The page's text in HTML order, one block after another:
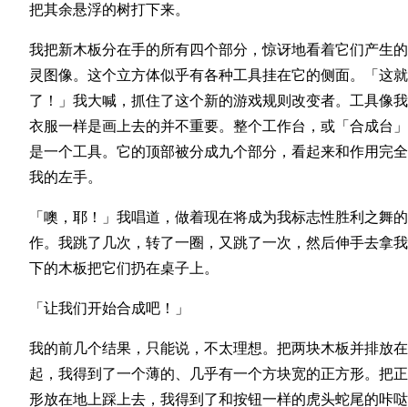
把其余悬浮的树打下来。
我把新木板分在手的所有四个部分，惊讶地看着它们产生
灵图像。这个立方体似乎有各种工具挂在它的侧面。「这
了！」我大喊，抓住了这个新的游戏规则改变者。工具像
衣服一样是画上去的并不重要。整个工作台，或「合成台
是一个工具。它的顶部被分成九个部分，看起来和作用完
我的左手。
「噢，耶！」我唱道，做着现在将成为我标志性胜利之舞
作。我跳了几次，转了一圈，又跳了一次，然后伸手去拿
下的木板把它们扔在桌子上。
「让我们开始合成吧！」
我的前几个结果，只能说，不太理想。把两块木板并排放
起，我得到了一个薄的、几乎有一个方块宽的正方形。把
形放在地上踩上去，我得到了和按钮一样的虎头蛇尾的咔哒